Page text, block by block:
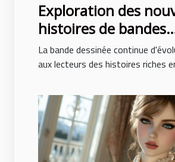
Exploration des
histoires de bandes
dessinées avec des
surprenantes
La bande dessinée continue
aux lecteurs des histoires riches